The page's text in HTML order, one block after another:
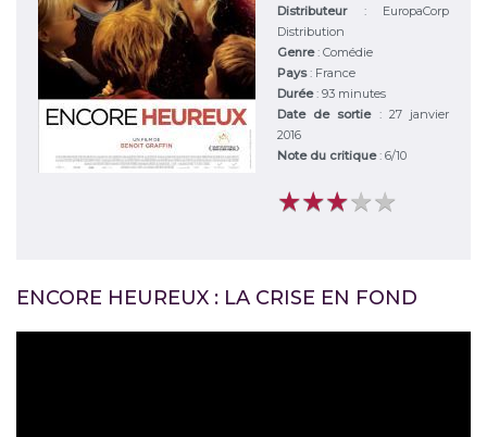
Distributeur : EuropaCorp
Distribution
Genre: Comédie
Pays: France
Durée: 93 minutes
Date de sortie : 27 janvier
2016
Note du critique: 6/10
★★★★★
★★★★★
ENCORE HEUREUX : LA CRISE EN FOND